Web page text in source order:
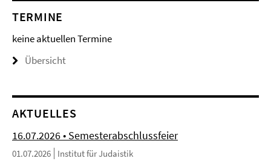
TERMINE
keine aktuellen Termine
Übersicht
AKTUELLES
16.07.2026 • Semesterabschlussfeier
01.07.2026 Institut für Judaistik